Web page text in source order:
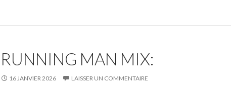
RUNNING MAN MIX:
16 JANVIER 2026 LAISSER UN COMMENTAIRE